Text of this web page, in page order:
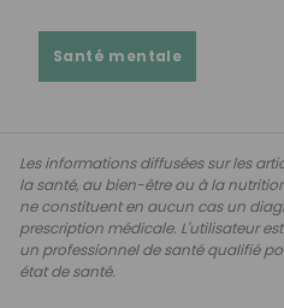
Santé mentale
Les informations diffusées sur les
la santé, au bien-être ou à la
ne constituent en aucun cas un
prescription médicale. L'utilisateur
un professionnel de santé qualifié
état de santé.